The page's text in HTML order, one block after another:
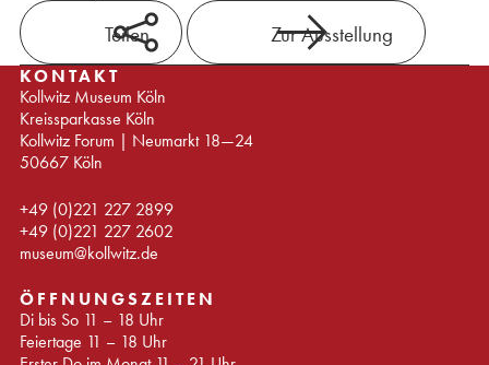
Teilen Zur Ausstellung
KONTAKT
Kollwitz Museum Köln
Kreissparkasse Köln
Kollwitz Forum | Neumarkt 18—24
50667 Köln
+49 (0)221 227 2899
+49 (0)221 227 2602
museum@kollwitz.de
ÖFFNUNGSZEITEN
Di bis So 11 – 18 Uhr
Feiertage 11 – 18 Uhr